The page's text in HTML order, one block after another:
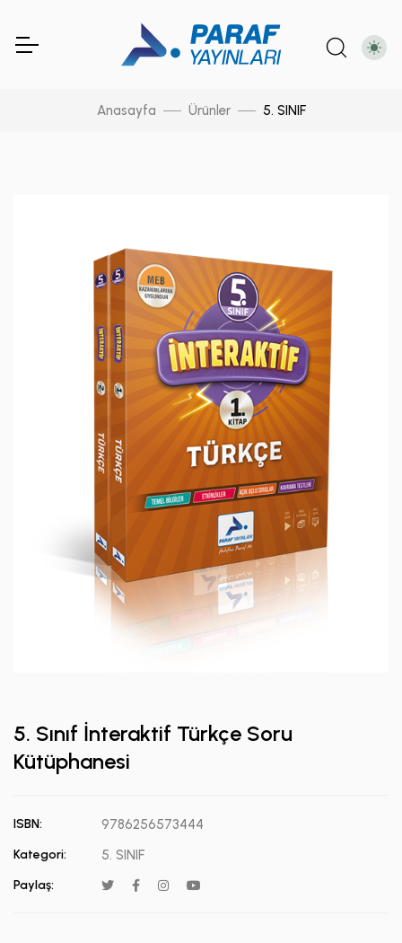
Anasayfa Ürünler 5. SINIF
5. Sınıf İnteraktif Türkçe Soru
Kütüphanesi
ISBN: 9786256573444
Kategori: 5. SINIF
Paylaş: